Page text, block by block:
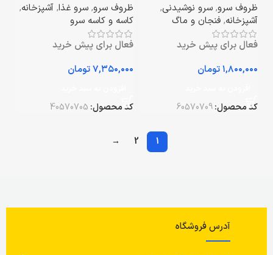
ظروف سرو, سرو نوشیدنی,
آشپزخانه, فنجان و ماگ
فعال برای پیش خرید
تومان
کد محصول:60570709
ظروف سرو, سرو غذا, آشپزخانه,
کاسه و کاسه سرو
فعال برای پیش خرید
تومان
کد محصول: 40570705
1
2
→
آدرس فروشگاه